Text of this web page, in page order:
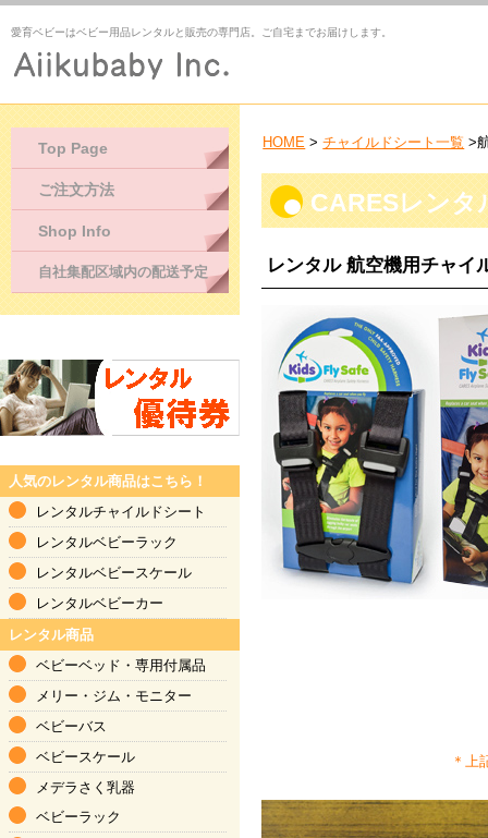
愛育ベビーはベビー用品レンタルと販売の専門店。ご自宅までお届けします。
Top Page
ご注文方法
Shop Info
自社集配区域内の配送予定
HOME >チャイルドシート一覧 >
CARESレンタ
レンタル 航空機用チャイ
＊上
人気のレンタル商品はこちら！
レンタルチャイルドシート
レンタルベビーラック
レンタルベビースケール
レンタルベビーカー
レンタル商品
ベビーベッド ・ 専用付属品
メリー・ジム ・ モニター
ベビーバス
ベビースケール
メデラさく乳器
ベビーラック